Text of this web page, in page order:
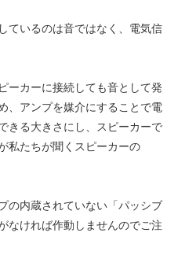
ているのは音ではなく、電気信
ーカーに接続しても音として発
、アンプを媒介にすることで電
きる大きさにし、スピーカーで
私たちが聞くスピーカーの
の内蔵されていない「パッシブ
なければ作動しませんのでご注